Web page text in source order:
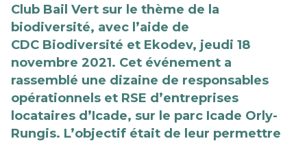
Club Bail Vert sur le thème de la
biodiversité, avec l’aide de
CDC Biodiversité et Ekodev, jeudi 18
novembre 2021. Cet événement a
rassemblé une dizaine de responsables
opérationnels et RSE d’entreprises
locataires d’Icade, sur le parc Icade Orly-
Rungis. L’objectif était de leur permettre